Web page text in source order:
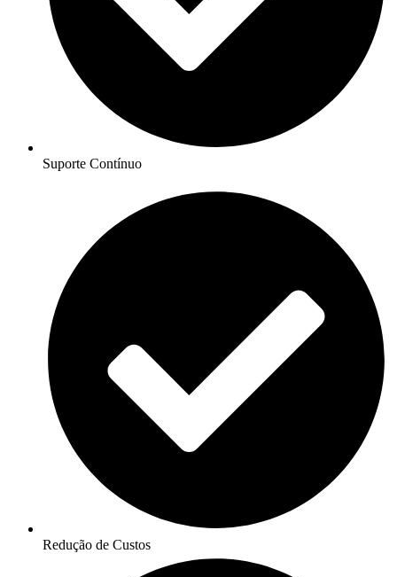
Suporte Contínuo
Redução de Custos